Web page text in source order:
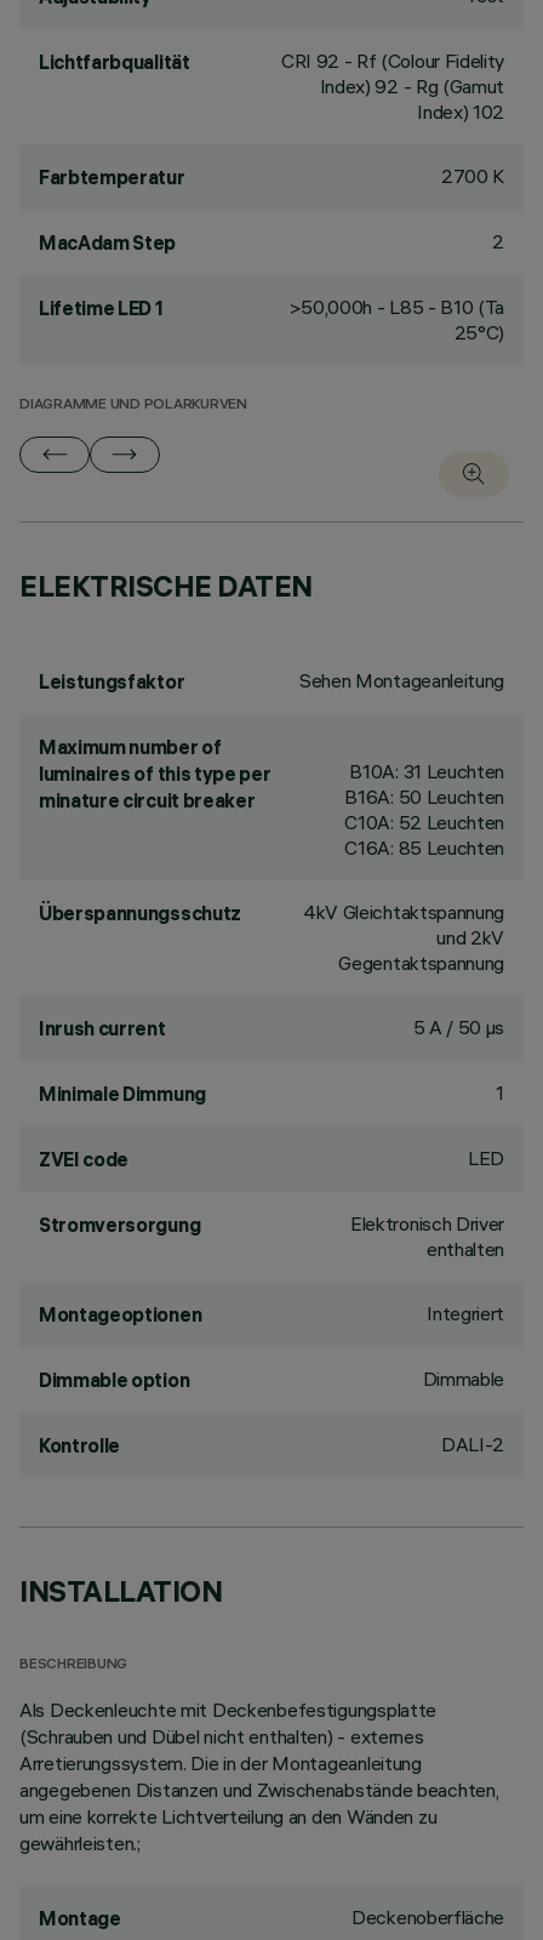
Lichtfarbqualität CRI 92 - Rf (Colour Fidelity
Index) 92 - Rg (Gamut
Index) 102
Farbtemperatur 2700 K
MacAdam Step 2
Lifetime LED 1
>50,000h - L85 - B10 (Ta
25°C)
DIAGRAMME UND POLARKURVEN
ELEKTRISCHE DATEN
Leistungsfaktor Sehen Montageanleitung
Maximum number of
luminaires of this type per
minature circuit breaker
B10A: 31 Leuchten
B16A: 50 Leuchten
C10A: 52 Leuchten
C16A: 85 Leuchten
Überspannungsschutz
4kV Gleichtaktspannung
und 2kV
Gegentaktspannung
Inrush current 5 A / 50 µs
Minimale Dimmung 1
ZVEI code LED
Stromversorgung
Elektronisch Driver
enthalten
Montageoptionen Integriert
Dimmable option Dimmable
Kontrolle DALI-2
INSTALLATION
BESCHREIBUNG
Als Deckenleuchte mit Deckenbefestigungsplatte
(Schrauben und Dübel nicht enthalten) - externes
Arretierungssystem. Die in der Montageanleitung
angegebenen Distanzen und Zwischenabstände beachten,
um eine korrekte Lichtverteilung an den Wänden zu
gewährleisten.;
Montage Deckenoberfläche